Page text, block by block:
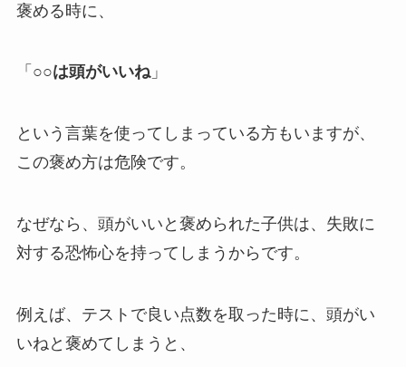
褒める時に、
「 ○○は頭がいいね」
という言葉を使ってしまっている方もいますが、
この褒め方は危険です。
なぜなら、頭がいいと褒められた子供は、失敗に
対する恐怖心を持ってしまうからです。
例えば、テストで良い点数を取った時に、頭がい
いねと褒めてしまうと、